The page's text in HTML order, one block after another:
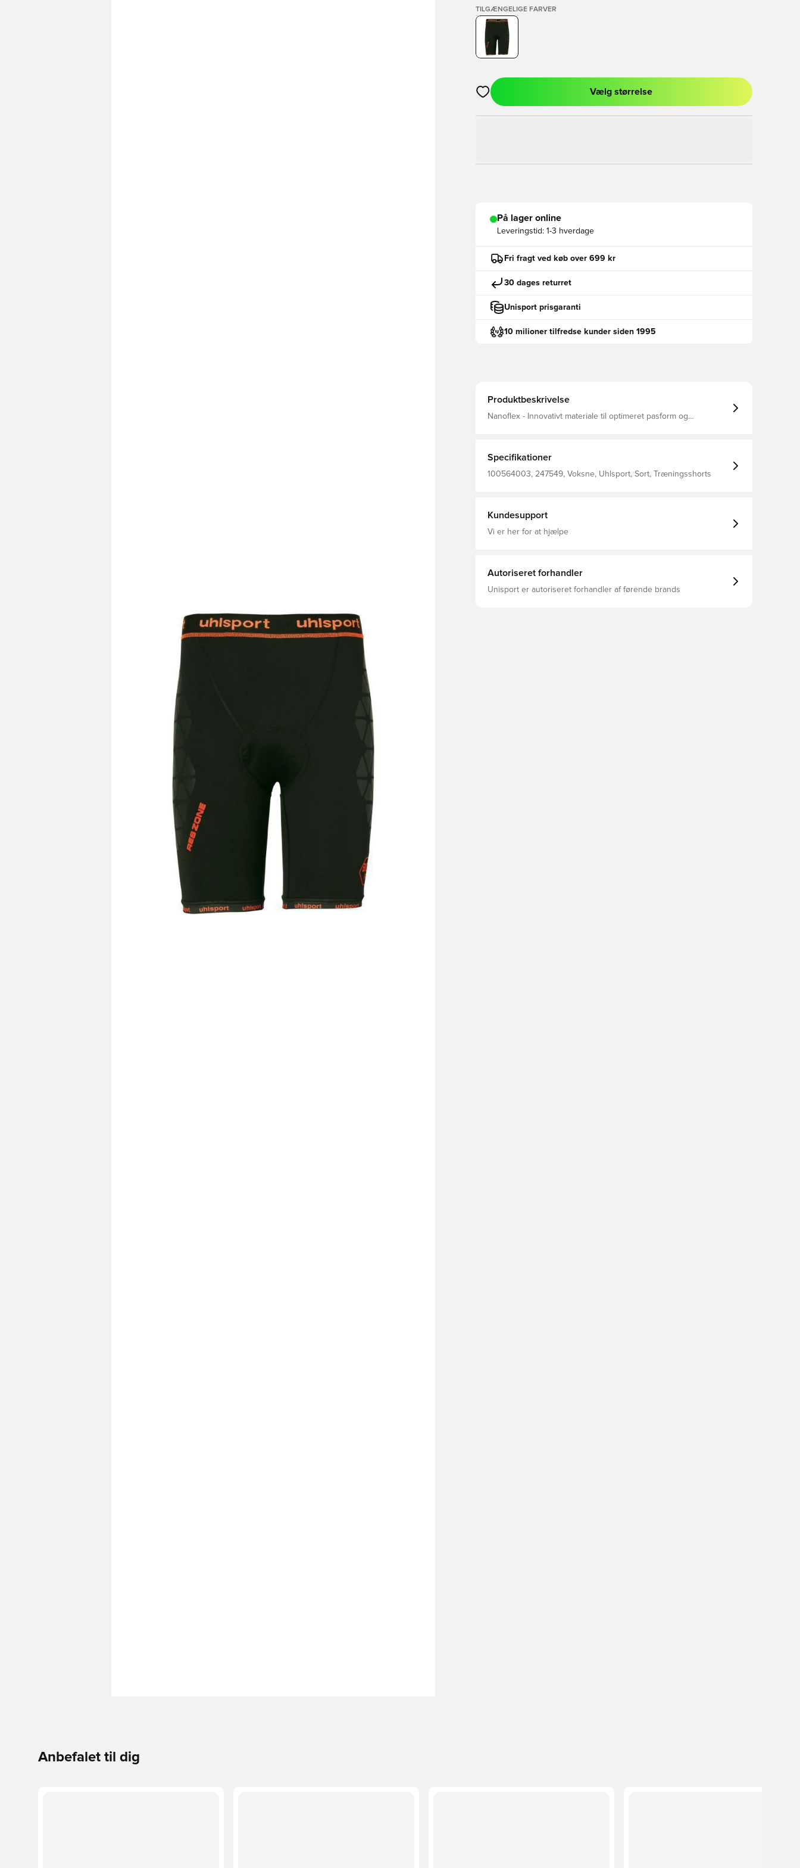
TILGÆNGELIGE FARVER
Åbner en Modal til at logge ind eller tilmelde dig som medlem
Vælg størrelse
På lager online
Leveringstid: 1-3 hverdage
Fri fragt ved køb over 699 kr
30 dages returret
Unisport prisgaranti
10 milioner tilfredse kunder siden 1995
Produktbeskrivelse
Nanoflex - Innovativt materiale til optimeret pasform og
Specifikationer
100564003, 247549, Voksne, Uhlsport, Sort, Træningsshorts
Kundesupport
Vi er her for at hjælpe
Autoriseret forhandler
Unisport er autoriseret forhandler af førende brands
Anbefalet til dig